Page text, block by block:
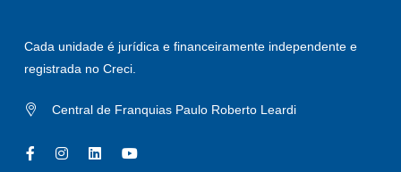
Cada unidade é jurídica e financeiramente independente e
registrada no Creci.
Central de Franquias Paulo Roberto Leardi